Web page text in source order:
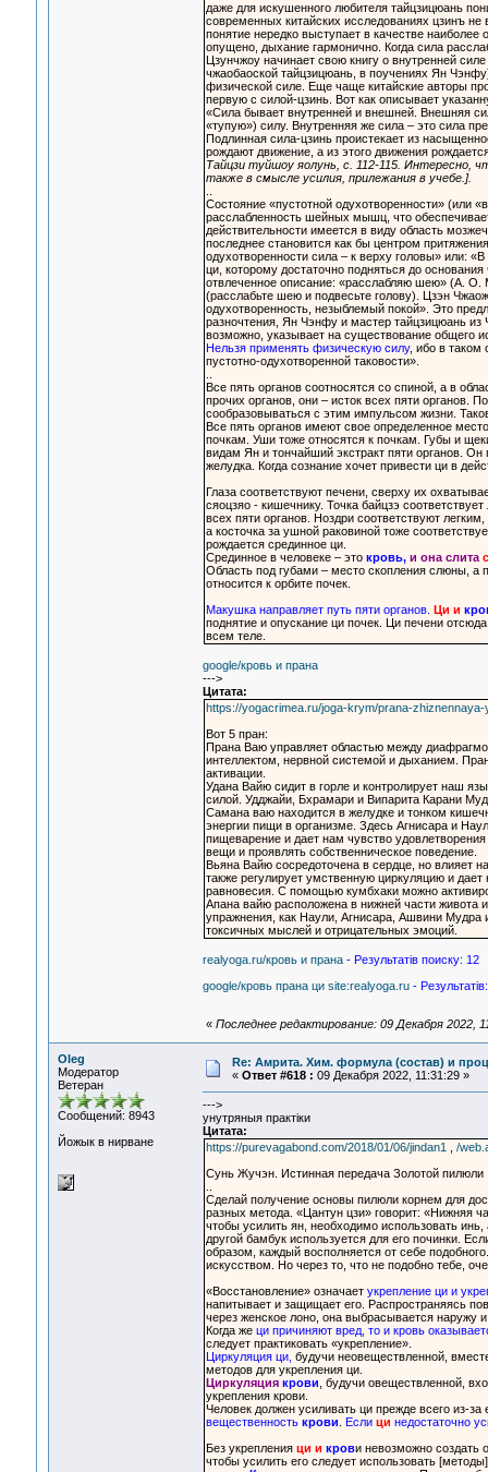
даже для искушенного любителя тайцзицюань
современных китайских исследованиях цзинъ не
понятие нередко выступает в качестве
опущено, дыхание гармонично. Когда сила
Цзунчжоу начинает свою книгу о внутренней
чжаобаоской тайцзицюань, в поучениях Ян
физической силе. Еще чаще китайские авторы
первую с силой-цзинь. Вот как описывает
«Сила бывает внутренней и внешней. Внешняя
«тупую») силу. Внутренняя же сила – это сила
Подлинная сила-цзинь проистекает из
рождают движение, а из этого движения
Тайцзи туйшоу яолунь, с. 112-115. Интересно,
также в смысле усилия, прилежания в учебе.].
Состояние «пустотной одухотворенности» (или
расслабленность шейных мышц, что
действительности имеется в виду область
последнее становится как бы центром
одухотворенности сила – к верху головы» или:
ци, которому достаточно подняться до
отвлеченное описание: «расслабляю шею» (А. О.
(расслабьте шею и подвесьте голову). Цзэн
одухотворенность, незыблемый покой». Это
разночтения, Ян Чэнфу и мастер тайцзицюань
возможно, указывает на существование общего
Нельзя применять физическую силу, ибо в таком
пустотно-одухотворенной таковости».
Все пять органов соотносятся со спиной, а в
прочих органов, они – исток всех пяти органов.
сообразовываться с этим импульсом жизни.
Все пять органов имеют свое определенное
почкам. Уши тоже относятся к почкам. Губы и
видам Ян и тончайший экстракт пяти органов.
желудка. Когда сознание хочет привести ци в
Глаза соответствуют печени, сверху их
сяоцзяо - кишечнику. Точка байцзэ
всех пяти органов. Ноздри соответствуют
а косточка за ушной раковиной тоже
рождается срединное ци.
Срединное в человеке – это кровь,и она слита
Область под губами – место скопления слюны, а
относится к орбите почек.
Макушка направляет путь пяти органов.
Ци и
поднятие и опускание ци почек. Ци печени
всем теле.
google/кровь и прана
--->
Цитата:
https://yogacrimea.ru/joga-krym/prana-
Вот 5 пран:
Прана Ваю управляет областью между
интеллектом, нервной системой и дыханием.
активации.
Удана Вайю сидит в горле и контролирует наш
силой. Удджайи, Бхрамари и Випарита Карани
Самана ваю находится в желудке и тонком
энергии пищи в организме. Здесь Агнисара и
пищеварение и дает нам чувство
вещи и проявлять собственническое поведение.
Вьяна Вайю сосредоточена в сердце, но влияет
также регулирует умственную циркуляцию и
равновесия. С помощью кумбхаки можно
Апана вайю расположена в нижней части живота
упражнения, как Наули, Агнисара, Ашвини Мудра
токсичных мыслей и отрицательных эмоций.
realyoga.ru/кровь и прана - Результатiв поискy: 12
google/кровь прана ци site:realyoga.ru -
« Последнее редактирование: 09 Декабря 2022,
Oleg
Модератор
Ветеран
Сообщений: 8943
Йожык в нирване
Re: Амрита. Хим. формула (состав) и
« Ответ #618 : 09 Декабря 2022, 11:31:29 »
--->
унутряныя практiки
Цитата:
https://purevagabond.com/2018/01/06/jindan1
/
Сунь Жучэн. Истинная передача Золотой пилюли
Сделай получение основы пилюли корнем для
разных метода. «Цантун цзи» говорит: «Нижняя
чтобы усилить ян, необходимо использовать
другой бамбук используется для его починки.
образом, каждый восполняется от себе
искусством. Но через то, что не подобно тебе,
«Восстановление» означает укрепление ци и
напитывает и защищает его. Распространяясь
через женское лоно, она выбрасывается наружу
Когда же ци причиняют вред, то и кровь
следует практиковать «укрепление».
Циркуляция ци, будучи неовеществленной,
методов для укрепления ци.
Циркуляция крови , будучи овеществленной,
укрепления крови.
Человек должен усиливать ци прежде всего из-
вещественность крови Если ци недостаточно
Без укрепления ци и крови невозможно создать
чтобы усилить его следует использовать